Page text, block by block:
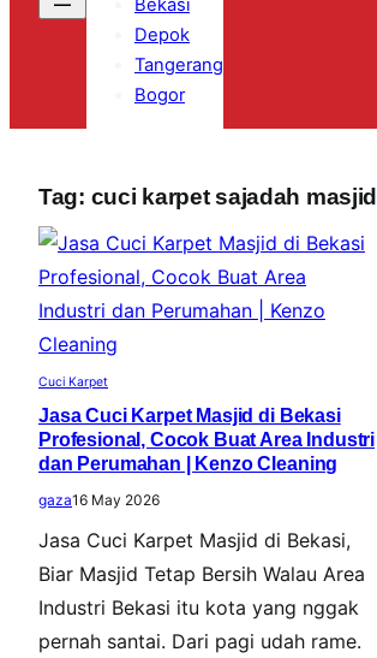
Bekasi
Depok
Tangerang
Bogor
Tag: cuci karpet sajadah masjid
Cuci Karpet
Jasa Cuci Karpet Masjid di Bekasi
Profesional, Cocok Buat Area Industri
dan Perumahan | Kenzo Cleaning
gaza16 May 2026
Jasa Cuci Karpet Masjid di Bekasi,
Biar Masjid Tetap Bersih Walau Area
Industri Bekasi itu kota yang nggak
pernah santai. Dari pagi udah rame.